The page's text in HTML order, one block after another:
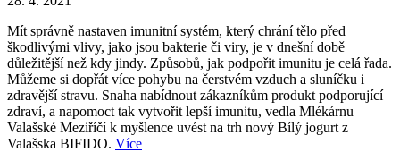
Mít správně nastaven imunitní systém, který chrání tělo před
škodlivými vlivy, jako jsou bakterie či viry, je v dnešní době
důležitější než kdy jindy. Způsobů, jak podpořit imunitu je celá řada.
Můžeme si dopřát více pohybu na čerstvém vzduch a sluníčku i
zdravější stravu. Snaha nabídnout zákazníkům produkt podporující
zdraví, a napomoct tak vytvořit lepší imunitu, vedla Mlékárnu
Valašské Meziříčí k myšlence uvést na trh nový Bílý jogurt z
Valašska BIFIDO. Více